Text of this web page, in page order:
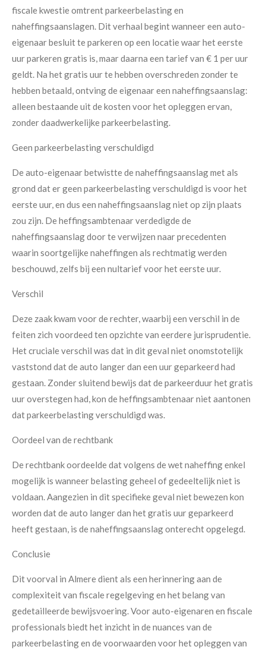
fiscale kwestie omtrent parkeerbelasting en
naheffingsaanslagen. Dit verhaal begint wanneer een auto-
eigenaar besluit te parkeren op een locatie waar het eerste
uur parkeren gratis is, maar daarna een tarief van € 1 per uur
geldt. Na het gratis uur te hebben overschreden zonder te
hebben betaald, ontving de eigenaar een naheffingsaanslag:
alleen bestaande uit de kosten voor het opleggen ervan,
zonder daadwerkelijke parkeerbelasting.
Geen parkeerbelasting verschuldigd
De auto-eigenaar betwistte de naheffingsaanslag met als
grond dat er geen parkeerbelasting verschuldigd is voor het
eerste uur, en dus een naheffingsaanslag niet op zijn plaats
zou zijn. De heffingsambtenaar verdedigde de
naheffingsaanslag door te verwijzen naar precedenten
waarin soortgelijke naheffingen als rechtmatig werden
beschouwd, zelfs bij een nultarief voor het eerste uur.
Verschil
Deze zaak kwam voor de rechter, waarbij een verschil in de
feiten zich voordeed ten opzichte van eerdere jurisprudentie.
Het cruciale verschil was dat in dit geval niet onomstotelijk
vaststond dat de auto langer dan een uur geparkeerd had
gestaan. Zonder sluitend bewijs dat de parkeerduur het gratis
uur overstegen had, kon de heffingsambtenaar niet aantonen
dat parkeerbelasting verschuldigd was.
Oordeel van de rechtbank
De rechtbank oordeelde dat volgens de wet naheffing enkel
mogelijk is wanneer belasting geheel of gedeeltelijk niet is
voldaan. Aangezien in dit specifieke geval niet bewezen kon
worden dat de auto langer dan het gratis uur geparkeerd
heeft gestaan, is de naheffingsaanslag onterecht opgelegd.
Conclusie
Dit voorval in Almere dient als een herinnering aan de
complexiteit van fiscale regelgeving en het belang van
gedetailleerde bewijsvoering. Voor auto-eigenaren en fiscale
professionals biedt het inzicht in de nuances van de
parkeerbelasting en de voorwaarden voor het opleggen van